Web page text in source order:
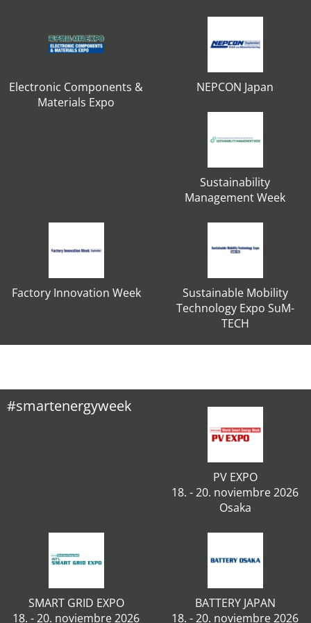
Electronic Components &
Materials Expo
NEPCON Japan
Sustainability
Management Week
Factory Innovation Week
Sustainable Mobility
Technology Expo SuM-
TECH
#smartenergyweek
PV EXPO
18. - 20. noviembre 2026
Osaka
SMART GRID EXPO
18. - 20. noviembre 2026
BATTERY JAPAN
18. - 20. noviembre 2026